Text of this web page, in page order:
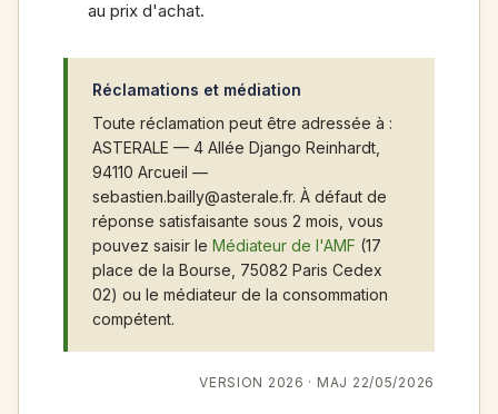
au prix d'achat.
Réclamations et médiation
Toute réclamation peut être adressée à :
ASTERALE — 4 Allée Django Reinhardt,
94110 Arcueil —
sebastien.bailly@asterale.fr. À défaut de
réponse satisfaisante sous 2 mois, vous
pouvez saisir le Médiateur de l'AMF (17
place de la Bourse, 75082 Paris Cedex
02) ou le médiateur de la consommation
compétent.
VERSION 2026 · MAJ 22/05/2026